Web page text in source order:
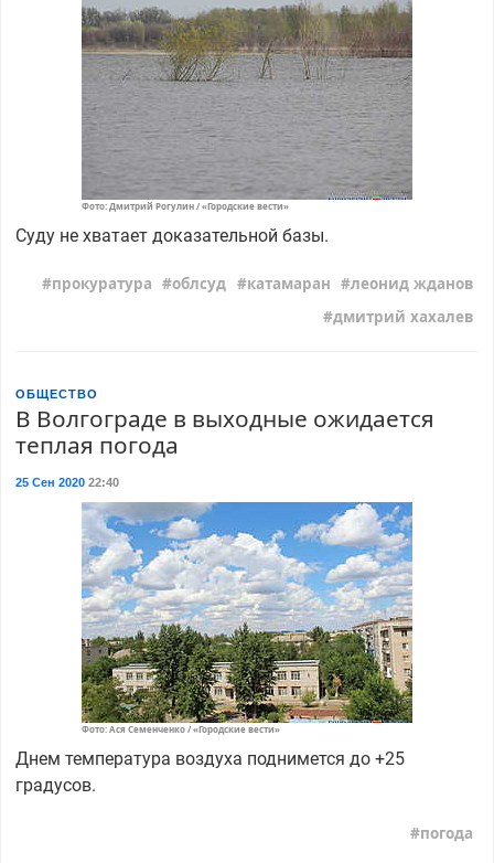
Фото: Дмитрий Рогулин / «Городские вести»
Суду не хватает доказательной базы.
прокуратура облсуд катамаран
леонид жданов
дмитрий хахалев
ОБЩЕСТВО
В Волгограде в выходные ожидается
теплая погода
25 Сен 202022:40
Фото: Ася Семенченко / «Городские вести»
Днем температура воздуха поднимется до +25
градусов.
погода